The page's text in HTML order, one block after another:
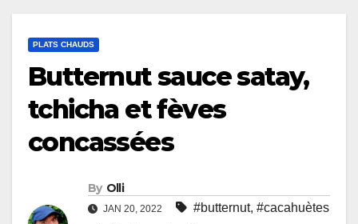
PLATS CHAUDS
Butternut sauce satay,
tchicha et fèves
concassées
By Olli
JAN 20, 2022 #butternut, #cacahuètes